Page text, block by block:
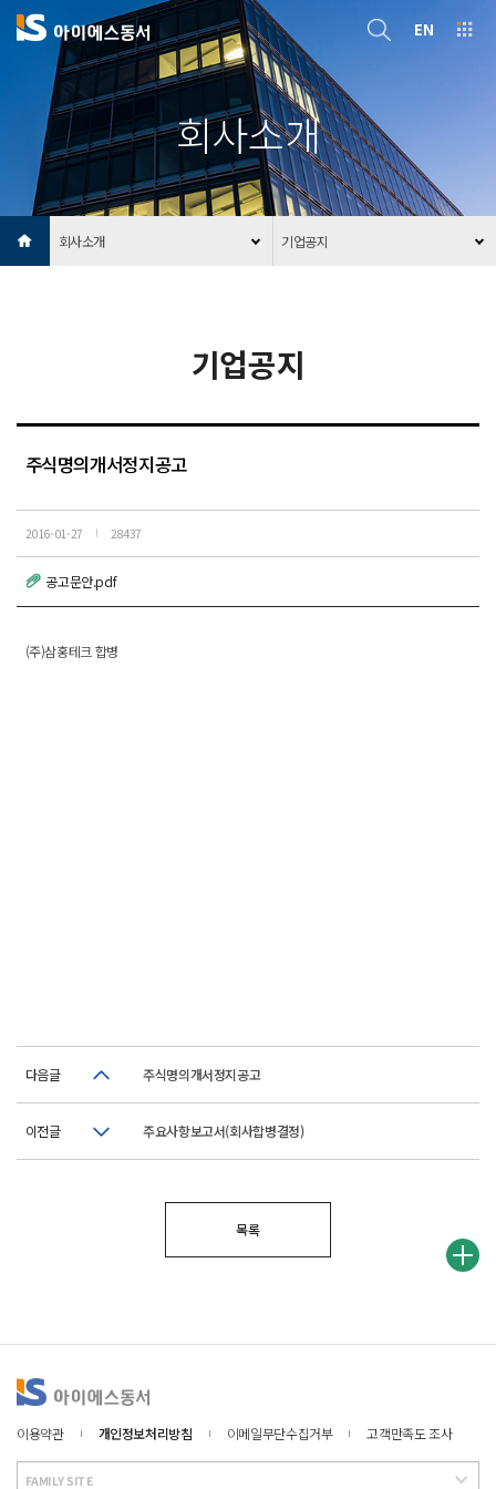
EN
회사소개
회사소개 기업공지
기업공지
주식명의개서정지공고
2016-01-27 28437
공고문안.pdf
(주)삼홍테크 합병
다음글 주식명의개서정지공고
이전글 주요사항보고서(회사합병결정)
목록
이용약관 개인정보처리방침 이메일무단수집거부 고객만족도 조사
FAMILY SITE